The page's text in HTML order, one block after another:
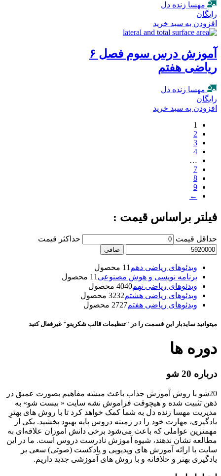
مهسا زنده دل
رایگان
افزودن به سبد خرید
آموزش درس سوم فصل ۶
ریاضی هفتم
مهسا زنده دل
رایگان
افزودن به سبد خرید
1
2
3
4
…
7
8
9
←
فیلتر براساس قیمت :
حداقل قیمت حداكثر قيمت
صافی
ویدئوهای ریاضی دهم 1 1 محصول
برنامه نویسی و هوش مصنوعی
1 1 محصول
ویدئوهای ریاضی نهم
4040 محصول
ویدئوهای ریاضی هشتم
3232 محصول
ویدئوهای ریاضی هفتم
2727 محصول
میتوانید سایدبار این قسمت را در "تنظیمات قالب شکرینو" غیرفعال کنید
دوره ها
درباره 20 شو
20شو با روش آموزش جذاب باعث میشه مفاهیم بصورت عمیق در
ذهن تثبیت شده و هیچوقت فراموش نشه سایت « بیست شو» به
مدیریت مهسا زنده دل به شما کمک خواهد کرد تا با روش های بهترِ
یادگیری، مهارت خود را در زمینه دروس پایه بهبود بخشید. یکی از
مهمترین عواملی که باعث می‌شود برخی دانش آموزان علاقه‌ای به
مطالعه نشان ندهند، شیوه آموزش نادرست دروس است. ما در این
سایت با ارائه آموزش های ویدیویی و پادکست (صوتی) سعی بر
یادگیری بهتر و خلاقانه و با روش های آموزشی جدید داریم.